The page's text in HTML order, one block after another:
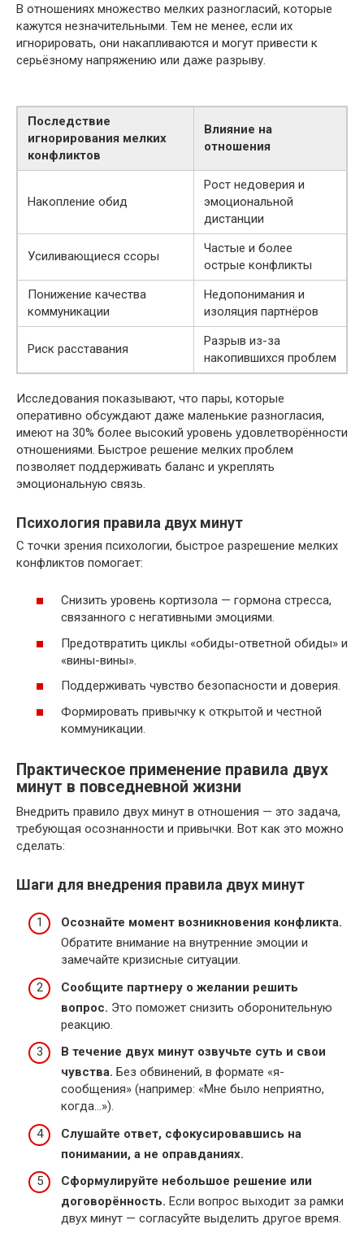
В отношениях множество мелких разногласий, которые
кажутся незначительными. Тем не менее, если их
игнорировать, они накапливаются и могут привести к
серьёзному напряжению или даже разрыву.
Последствие
игнорирования мелких
конфликтов
Влияние на
отношения
Накопление обид
Рост недоверия и
эмоциональной
дистанции
Усиливающиеся ссоры
Частые и более
острые конфликты
Понижение качества
коммуникации
Недопонимания и
изоляция партнёров
Риск расставания
Разрыв из-за
накопившихся проблем
Исследования показывают, что пары, которые
оперативно обсуждают даже маленькие разногласия,
имеют на 30% более высокий уровень удовлетворённости
отношениями. Быстрое решение мелких проблем
позволяет поддерживать баланс и укреплять
эмоциональную связь.
Психология правила двух минут
С точки зрения психологии, быстрое разрешение мелких
конфликтов помогает:
Снизить уровень кортизола — гормона стресса,
связанного с негативными эмоциями.
Предотвратить циклы «обиды-ответной обиды» и
«вины-вины».
Поддерживать чувство безопасности и доверия.
Формировать привычку к открытой и честной
коммуникации.
Практическое применение правила двух
минут в повседневной жизни
Внедрить правило двух минут в отношения — это задача,
требующая осознанности и привычки. Вот как это можно
сделать:
Шаги для внедрения правила двух минут
Осознайте момент возникновения конфликта.
Обратите внимание на внутренние эмоции и
замечайте кризисные ситуации.
Сообщите партнеру о желании решить
вопрос. Это поможет снизить оборонительную
реакцию.
В течение двух минут озвучьте суть и свои
чувства. Без обвинений, в формате «я-
сообщения» (например: «Мне было неприятно,
когда…»).
Слушайте ответ, сфокусировавшись на
понимании, а не оправданиях.
Сформулируйте небольшое решение или
договорённость. Если вопрос выходит за рамки
двух минут — согласуйте выделить другое время.